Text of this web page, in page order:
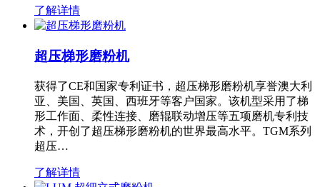
了解详情
超压梯形磨粉机
获得了CE和国家专利证书，超压梯形磨粉机享誉澳大利
亚、美国、英国、西班牙等客户国家。该机型采用了梯
形工作面、柔性连接、磨辊联动增压等五项磨机专利技
术，开创了超压梯形磨粉机的世界最高水平。TGM系列
超压…
了解详情